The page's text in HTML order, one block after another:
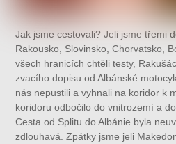
Jak jsme cestovali? Jeli jsme třemi
Rakousko, Slovinsko, Chorvatsko,
všech hranicích chtěli testy,
zvacího dopisu od Albánské
nás nepustili a vyhnali na koridor k
koridoru odbočilo do vnitrozemí a
Cesta od Splitu do Albánie byla
zdlouhavá. Zpátky jsme jeli